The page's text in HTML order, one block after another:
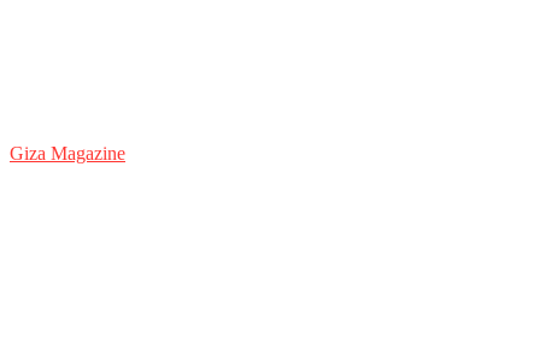
Giza Magazine